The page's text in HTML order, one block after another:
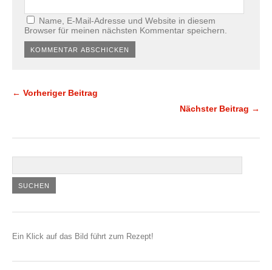
Name, E-Mail-Adresse und Website in diesem
Browser für meinen nächsten Kommentar speichern.
← Vorheriger Beitrag
Nächster Beitrag →
Ein Klick auf das Bild führt zum Rezept!